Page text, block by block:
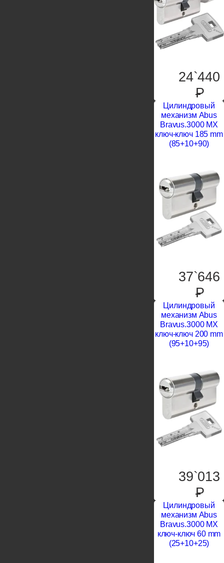
24`440
P
Цилиндровый
механизм Abus
Bravus.3000 MX
ключ-ключ 185 mm
(85+10+90)
37`646
P
Цилиндровый
механизм Abus
Bravus.3000 MX
ключ-ключ 200 mm
(95+10+95)
39`013
P
Цилиндровый
механизм Abus
Bravus.3000 MX
ключ-ключ 60 mm
(25+10+25)